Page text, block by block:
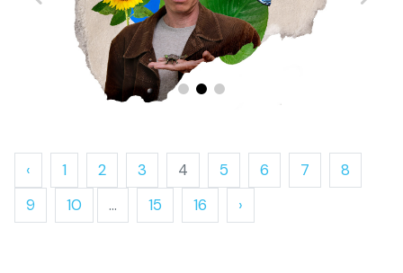
‹ 1 2 3 4 5 6 7
8
9
10 ... 15 16 ›